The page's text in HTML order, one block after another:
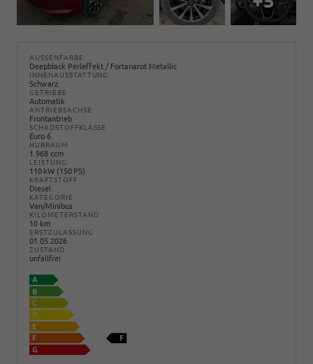
AUSSENFARBE
Deepblack Perleffekt / Fortanarot Metallic
INNENAUSSTATTUNG
Schwarz
GETRIEBE
Automatik
ANTRIEBSACHSE
Frontantrieb
SCHADSTOFFKLASSE
Euro 6
HUBRAUM
1.968 ccm
LEISTUNG
110 kW (150 PS)
KRAFTSTOFF
Diesel
KATEGORIE
Van/Minibus
KILOMETERSTAND
10 km
ERSTZULASSUNG
01.05.2026
ZUSTAND
unfallfrei